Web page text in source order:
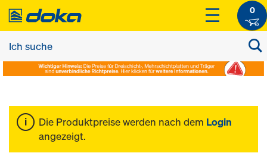
0
Die Produktpreise werden nach dem Login
angezeigt.